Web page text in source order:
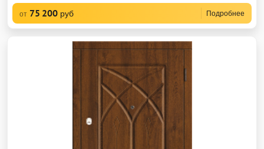
от 75 200 руб Подробнее